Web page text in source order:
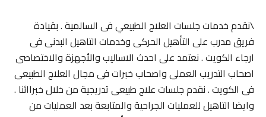
\نقدم خدمات جلسات العلاج الطبيعي فى السالمية . بقيادة
فريق مدرب على التأهيل الحركى وخدمات التاهيل البدنى فى
ارجاء الكويت . نعتمد على احدث الاساليب والأجهزة والاختصاصى
اصحاب التدريب العملى واصحاب خبرات فى مجال العلاج الطبيعى
فى الكويت . نقدم جلسات علاج طبيعى تدريجية من خلال خبراائنا .
وايضا التاهيل للعمليات الجراحية والمتابعة بعد العمليات من